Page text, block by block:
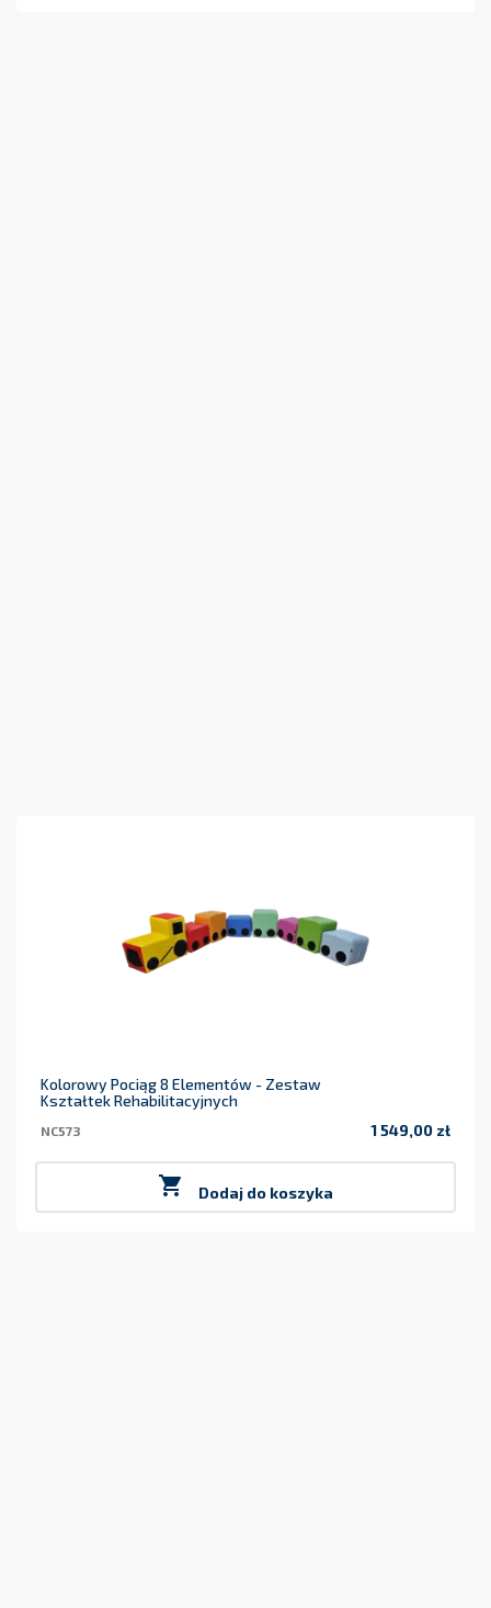
Kolorowy Pociąg 8 Elementów - Zestaw
Kształtek Rehabilitacyjnych
NC573 1 549,00 zł
 Dodaj do koszyka